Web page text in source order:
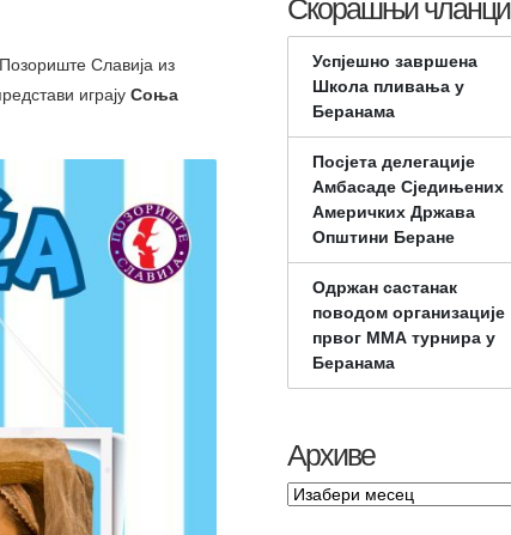
Славија из
играју Соња
Скорашњи чланци
Успјешно завршена
Школа пливања у
Беранама
Посјета делегације
Амбасаде Сједињених
Америчких Држава
Општини Беране
Одржан састанак
поводом организације
првог ММА турнира у
Беранама
Архиве